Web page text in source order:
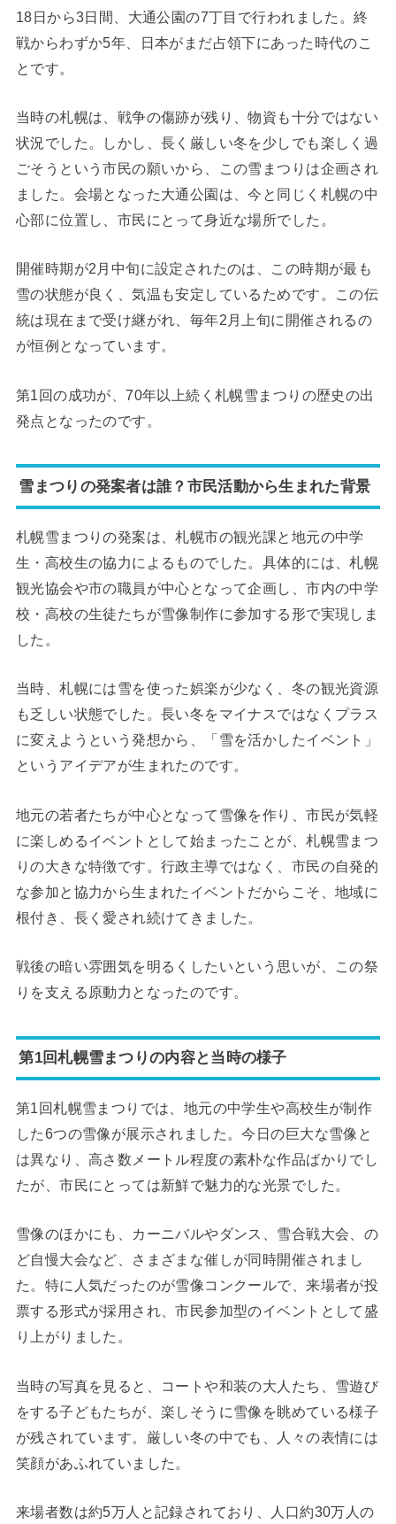
18日から3日間、大通公園の7丁目で行われました。終
戦からわずか5年、日本がまだ占領下にあった時代のこ
とです。
当時の札幌は、戦争の傷跡が残り、物資も十分ではない
状況でした。しかし、長く厳しい冬を少しでも楽しく過
ごそうという市民の願いから、この雪まつりは企画され
ました。会場となった大通公園は、今と同じく札幌の中
心部に位置し、市民にとって身近な場所でした。
開催時期が2月中旬に設定されたのは、この時期が最も
雪の状態が良く、気温も安定しているためです。この伝
統は現在まで受け継がれ、毎年2月上旬に開催されるの
が恒例となっています。
第1回の成功が、70年以上続く札幌雪まつりの歴史の出
発点となったのです。
雪まつりの発案者は誰？市民活動から生まれた背景
札幌雪まつりの発案は、札幌市の観光課と地元の中学
生・高校生の協力によるものでした。具体的には、札幌
観光協会や市の職員が中心となって企画し、市内の中学
校・高校の生徒たちが雪像制作に参加する形で実現しま
した。
当時、札幌には雪を使った娯楽が少なく、冬の観光資源
も乏しい状態でした。長い冬をマイナスではなくプラス
に変えようという発想から、「雪を活かしたイベント」
というアイデアが生まれたのです。
地元の若者たちが中心となって雪像を作り、市民が気軽
に楽しめるイベントとして始まったことが、札幌雪まつ
りの大きな特徴です。行政主導ではなく、市民の自発的
な参加と協力から生まれたイベントだからこそ、地域に
根付き、長く愛され続けてきました。
戦後の暗い雰囲気を明るくしたいという思いが、この祭
りを支える原動力となったのです。
第1回札幌雪まつりの内容と当時の様子
第1回札幌雪まつりでは、地元の中学生や高校生が制作
した6つの雪像が展示されました。今日の巨大な雪像と
は異なり、高さ数メートル程度の素朴な作品ばかりでし
たが、市民にとっては新鮮で魅力的な光景でした。
雪像のほかにも、カーニバルやダンス、雪合戦大会、の
ど自慢大会など、さまざまな催しが同時開催されまし
た。特に人気だったのが雪像コンクールで、来場者が投
票する形式が採用され、市民参加型のイベントとして盛
り上がりました。
当時の写真を見ると、コートや和装の大人たち、雪遊び
をする子どもたちが、楽しそうに雪像を眺めている様子
が残されています。厳しい冬の中でも、人々の表情には
笑顔があふれていました。
来場者数は約5万人と記録されており、人口約30万人の